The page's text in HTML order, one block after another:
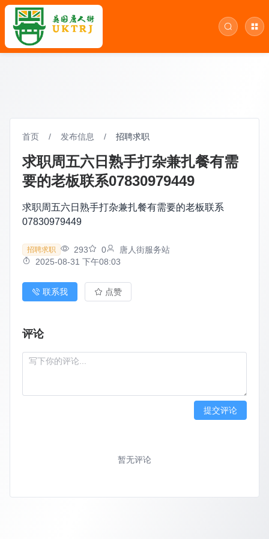
首页 / 发布信息 / 招聘求职
求职周五六日熟手打杂兼扎餐有需
要的老板联系07830979449
求职周五六日熟手打杂兼扎餐有需要的老板联系
07830979449
招聘求职 293 0
唐人街服务站
2025-08-31 下午08:03
联系我 点赞
评论
提交评论
暂无评论